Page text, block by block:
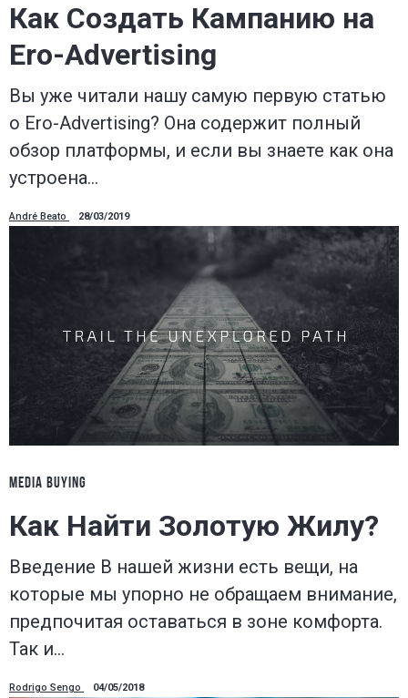
Как Создать Кампанию на
Ero-Advertising
Вы уже читали нашу самую первую статью
о Ero-Advertising? Она содержит полный
обзор платформы, и если вы знаете как она
устроена…
André Beato 28/03/2019
MEDIA BUYING
Как Найти Золотую Жилу?
Введение В нашей жизни есть вещи, на
которые мы упорно не обращаем внимание,
предпочитая оставаться в зоне комфорта.
Так и…
Rodrigo Sengo 04/05/2018